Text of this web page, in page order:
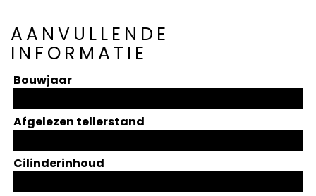
AANVULLENDE
INFORMATIE
Bouwjaar
Afgelezen tellerstand
Cilinderinhoud